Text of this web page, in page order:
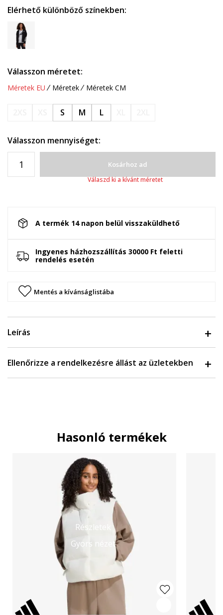
Elérhető különböző színekben:
Válasszon méretet:
Méretek EU Méretek Méretek CM
S M L
Válasszon mennyiséget:
Kosárhoz ad
Válaszd ki a kívánt méretet
A termék 14 napon belül visszaküldhető
Ingyenes házhozszállítás 30000 Ft feletti
rendelés esetén
Mentés a kívánságlistába
Leírás
Ellenőrizze a rendelkezésre állást az üzletekben
Hasonló termékek
Részletek
Gyors nézet